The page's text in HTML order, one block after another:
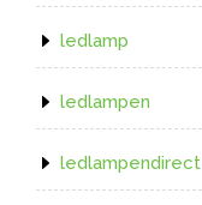
ledlamp
ledlampen
ledlampendirect